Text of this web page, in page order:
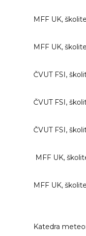
MFF UK,
MFF UK,
ČVUT FSI,
ČVUT FSI,
ČVUT FSI,
MFF UK,
MFF UK,
Katedra